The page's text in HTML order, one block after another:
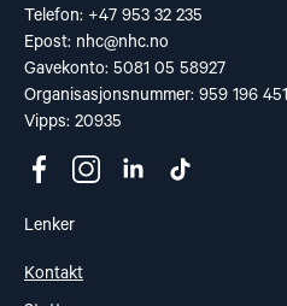
Telefon: +47 953 32 235
Epost: nhc@nhc.no
Gavekonto: 5081 05 58927
Organisasjonsnummer: 959 196 451
Vipps: 20935
Lenker
Kontakt